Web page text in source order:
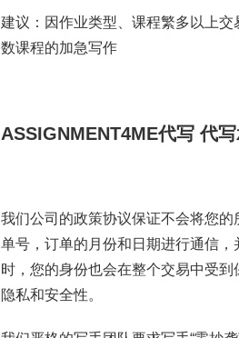
建议：因作业类型、课程繁多以上
数课程的加急写作
ASSIGNMENT4ME代写代写
我们公司的政策协议保证不会将您
单号，订单的月份和日期进行通信
时，您的身份也会在整个交易中受
隐私和安全性。